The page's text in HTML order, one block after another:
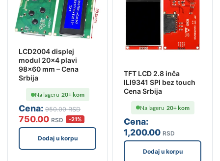
LCD2004 displej
modul 20×4 plavi
98×60 mm – Cena
Srbija
Cena: 950.00 RSD
750.00 RSD -21%
Na lageru 20+ kom
Dodaj u korpu
TFT LCD 2.8 inča
ILI9341 SPI bez touch
Cena Srbija
Cena:
1,200.00 RSD
Na lageru 20+ kom
Dodaj u korpu